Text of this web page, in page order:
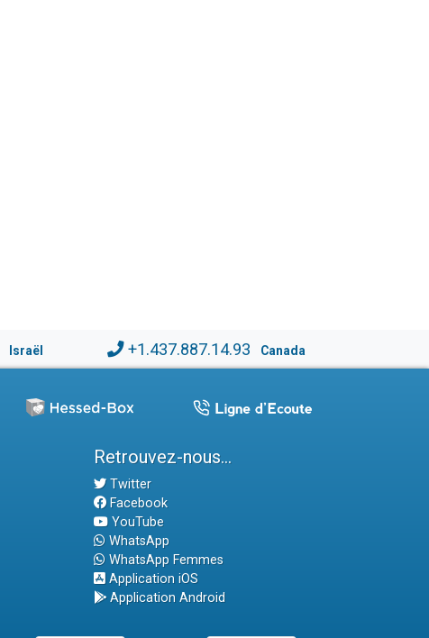
Israël +1.437.887.14.93 Canada
Retrouvez-nous...
Twitter
Facebook
YouTube
WhatsApp
WhatsApp Femmes
Application iOS
Application Android